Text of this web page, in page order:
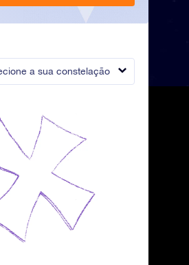
a sua constelação